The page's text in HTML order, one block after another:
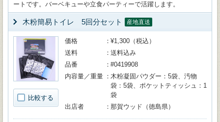
ートです。バーベキューや立食パーティーで活躍します。
木粉簡易トイレ 5回分セット 産地直送
比較する
価格
¥1,300（税込）
送料
送料込み
品番
#0419908
内容量／重量
木粉凝固パウダー：5袋、汚物
袋：5袋、ポケットティッシュ：1
袋
出店者
那賀ウッド（徳島県）